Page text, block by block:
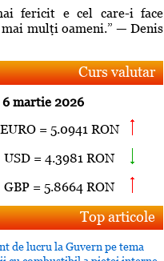
fericit e cel care-i face
mulţi oameni.” — Denis
Curs valutar
6 martie 2026
EURO = 5.0941 RON
USD = 4.3981 RON
GBP = 5.8664 RON
Top articole
de lucru la Guvern pe tema